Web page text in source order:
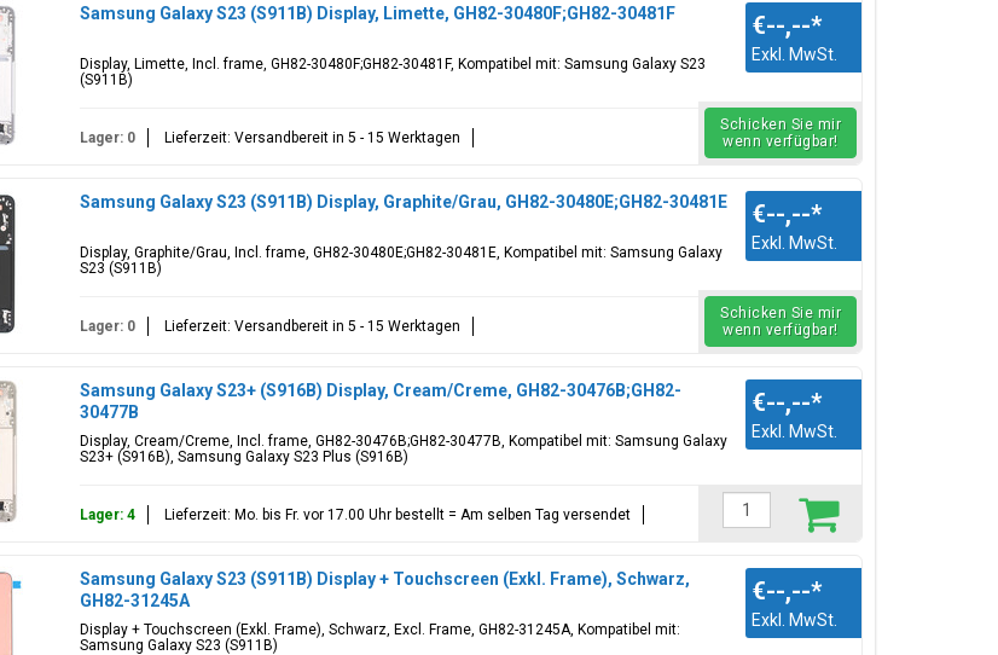
Samsung Galaxy S23 (S911B) Display, Limette, GH82-30480F;GH82-30481F
Display, Limette, Incl. frame, GH82-30480F;GH82-30481F, Kompatibel mit: Samsung Galaxy S23
(S911B)
€--,--*
Exkl. MwSt.
Lager: 0 Lieferzeit: Versandbereit in 5 - 15 Werktagen
Schicken Sie mir
wenn verfügbar!
Samsung Galaxy S23 (S911B) Display, Graphite/Grau, GH82-30480E;GH82-30481E
Display, Graphite/Grau, Incl. frame, GH82-30480E;GH82-30481E, Kompatibel mit: Samsung Galaxy
S23 (S911B)
€--,--*
Exkl. MwSt.
Lager: 0 Lieferzeit: Versandbereit in 5 - 15 Werktagen
Schicken Sie mir
wenn verfügbar!
Samsung Galaxy S23+ (S916B) Display, Cream/Creme, GH82-30476B;GH82-
30477B
Display, Cream/Creme, Incl. frame, GH82-30476B;GH82-30477B, Kompatibel mit: Samsung Galaxy
S23+ (S916B), Samsung Galaxy S23 Plus (S916B)
€--,--*
Exkl. MwSt.
Lager: 4 Lieferzeit: Mo. bis Fr. vor 17.00 Uhr bestellt = Am selben Tag versendet
Samsung Galaxy S23 (S911B) Display + Touchscreen (Exkl. Frame), Schwarz,
GH82-31245A
Display + Touchscreen (Exkl. Frame), Schwarz, Excl. Frame, GH82-31245A, Kompatibel mit:
Samsung Galaxy S23 (S911B)
€--,--*
Exkl. MwSt.